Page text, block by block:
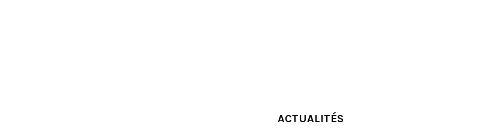
ACTUALITÉS